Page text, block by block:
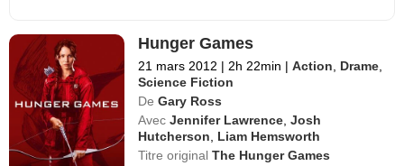
Hunger Games
21 mars 2012 | 2h 22min | Action Drame
Science Fiction
De Gary Ross
Avec Jennifer Lawrence ,Josh
Hutcherson
Liam Hemsworth
Titre originalThe Hunger Games